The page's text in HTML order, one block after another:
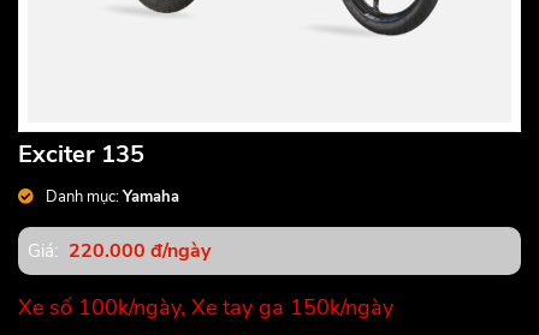
Exciter 135
Danh mục:Yamaha
Giá: 220.000 đ/ngày
Xe số 100k/ngày, Xe tay ga 150k/ngày